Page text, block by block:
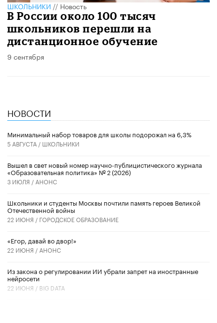
ШКОЛЬНИКИ // Новость
В России около 100 тысяч
школьников перешли на
дистанционное обучение
9 сентября
НОВОСТИ
Минимальный набор товаров для школы подорожал на 6,3%
5 АВГУСТА / ШКОЛЬНИКИ
Вышел в свет новый номер научно-публицистического журнала
«Образовательная политика» № 2 (2026)
3 ИЮЛЯ / АНОНС
Школьники и студенты Москвы почтили память героев Великой
Отечественной войны
22 ИЮНЯ / ГОРОДСКОЕ ОБРАЗОВАНИЕ
«Егор, давай во двор!»
22 ИЮНЯ / АНОНС
Из закона о регулировании ИИ убрали запрет на иностранные
нейросети
22 ИЮНЯ / BIG DATA